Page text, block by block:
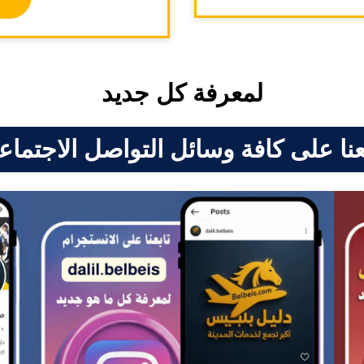
لمعرفة كل جديد
على كافة وسائل التواصل